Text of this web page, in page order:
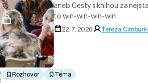
aneb Cesty s knihou za
to win-win-win-win
22. 7. 2026 Tereza
Rozhovor Téma